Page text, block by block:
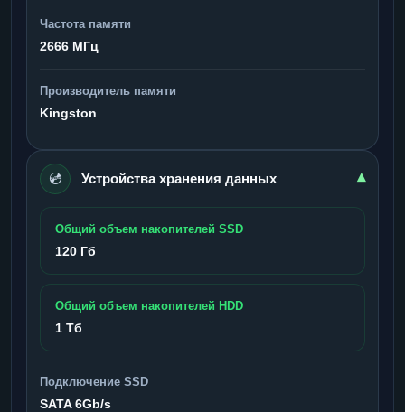
Частота памяти
2666 МГц
Производитель памяти
Kingston
💿 Устройства хранения данных ▾
Общий объем накопителей SSD
120 Гб
Общий объем накопителей HDD
1 Тб
Подключение SSD
SATA 6Gb/s